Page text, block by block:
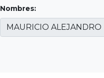
Nombres: